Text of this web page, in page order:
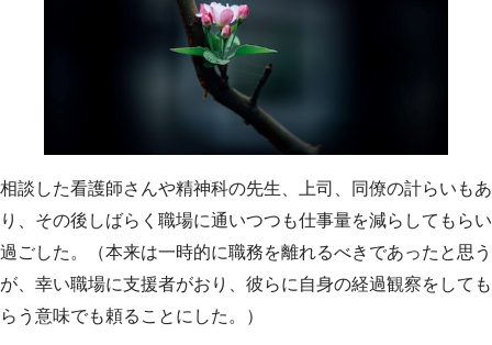
相談した看護師さんや精神科の先生、上司、同僚の計らいもあ
り、その後しばらく職場に通いつつも仕事量を減らしてもらい
過ごした。（本来は一時的に職務を離れるべきであったと思う
が、幸い職場に支援者がおり、彼らに自身の経過観察をしても
らう意味でも頼ることにした。）